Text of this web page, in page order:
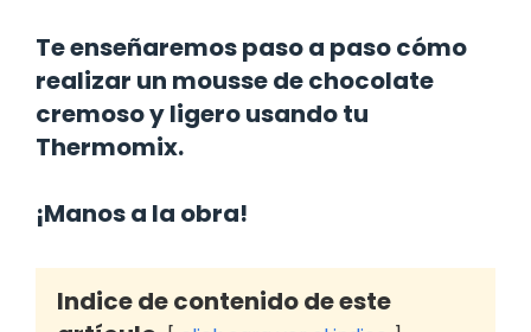
Te enseñaremos paso a paso cómo
realizar un mousse de chocolate
cremoso y ligero usando tu
Thermomix.
¡Manos a la obra!
Indice de contenido de este